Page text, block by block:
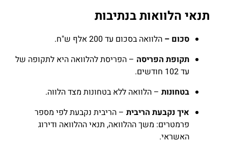
תנאי הלוואות בנתיבות
סכום – הלוואה בסכום עד 200 אלף ש"ח.
תקופת הפריסה – הפריסת להלוואה היא לתקופה של
עד 102 חודשים.
בטחונות – הלוואה ללא בטחונות מצד הלווה.
איך נקבעת הריבית – הריבית נקבעת לפי מספר
פרמטרים: משך ההלוואה, תנאי ההלוואה ודירוג
האשראי.